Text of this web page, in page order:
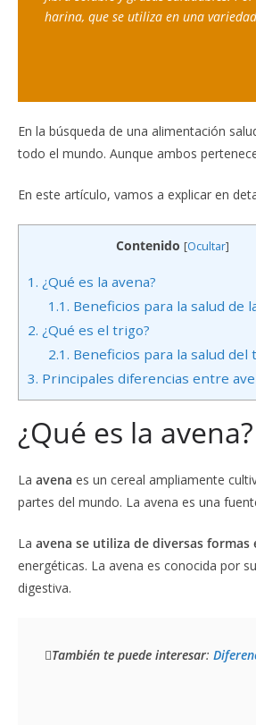
harina, que se utiliza en una
En la búsqueda de una alimentación
todo el mundo. Aunque ambos
En este artículo, vamos a explicar en
Contenido [Ocultar]
1. ¿Qué es la avena?
1.1. Beneficios para la salud de
2. ¿Qué es el trigo?
2.1. Beneficios para la salud del
3. Principales diferencias entre
¿Qué es la avena?
La avena es un cereal ampliamente
partes del mundo. La avena es una
La avena se utiliza de diversas
energéticas. La avena es conocida por
digestiva.
También te puede interesar: